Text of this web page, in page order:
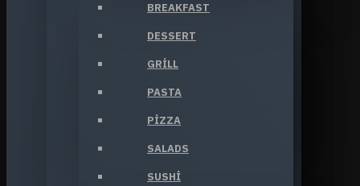
BREAKFAST
DESSERT
GRILL
PASTA
PIZZA
SALADS
SUSHI